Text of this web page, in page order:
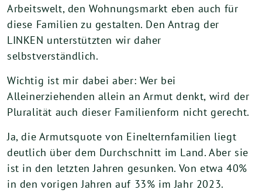
Arbeitswelt, den Wohnungsmarkt eben auch für
diese Familien zu gestalten. Den Antrag der
LINKEN unterstützten wir daher
selbstverständlich.
Wichtig ist mir dabei aber: Wer bei
Alleinerziehenden allein an Armut denkt, wird der
Pluralität auch dieser Familienform nicht gerecht.
Ja, die Armutsquote von Einelternfamilien liegt
deutlich über dem Durchschnitt im Land. Aber sie
ist in den letzten Jahren gesunken. Von etwa 40%
in den vorigen Jahren auf 33% im Jahr 2023.